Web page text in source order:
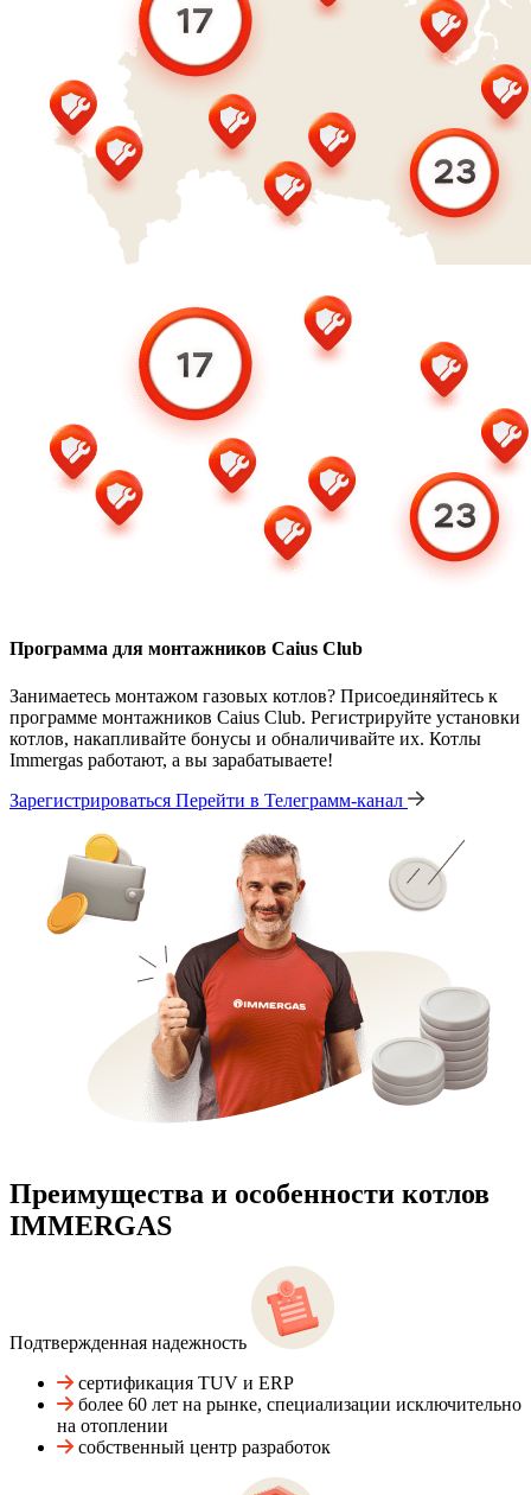
Программа для монтажников Caius Club
Занимаетесь монтажом газовых котлов? Присоединяйтесь к
программе монтажников Caius Club. Регистрируйте установки
котлов, накапливайте бонусы и обналичивайте их. Котлы
Immergas работают, а вы зарабатываете!
Зарегистрироваться Перейти в Телеграмм-канал
Преимущества и особенности котлов
IMMERGAS
Подтвержденная надежность
сертификация TUV и ERP
более 60 лет на рынке, специализации исключительно
на отоплении
собственный центр разработок